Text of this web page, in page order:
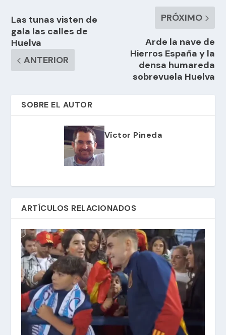
Las tunas visten de
gala las calles de
Huelva
ANTERIOR
PRÓXIMO
Arde la nave de
Hierros España y la
densa humareda
sobrevuela Huelva
SOBRE EL AUTOR
Víctor Pineda
ARTÍCULOS RELACIONADOS